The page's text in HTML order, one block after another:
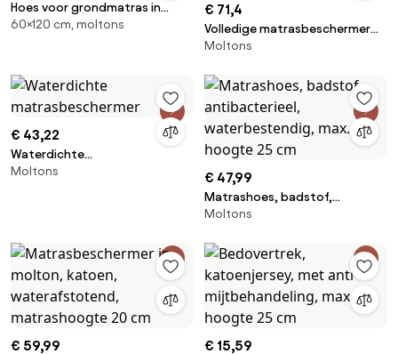
Hoes voor grondmatras in
sherpa, Ouate
60×120 cm, moltons
€ 71,4
Volledige matrasbeschermer
anti-bedwantsen, H22cm
Moltons
€ 43,22
Waterdichte
matrasbeschermer
Moltons € 47,99
Matrashoes, badstof,
antibacterieel,
25 cm
Moltons
€ 59,99 € 15,59